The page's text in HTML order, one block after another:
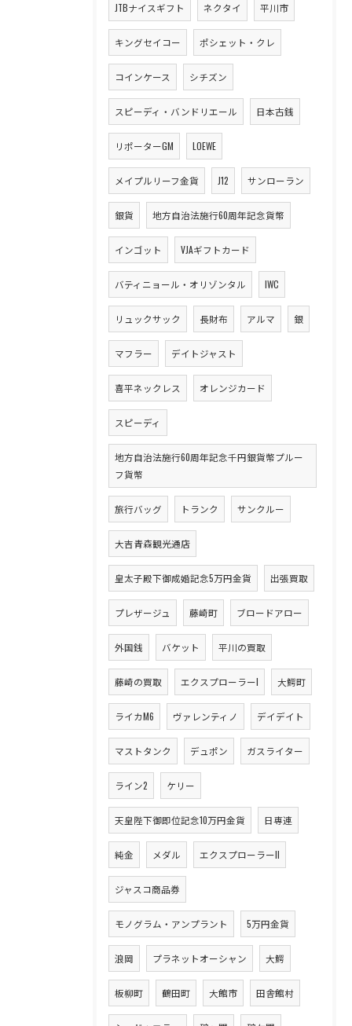
JTBナイスギフト ネクタイ 平川市
キングセイコー ポシェット・クレ
コインケース シチズン
スピーディ・バンドリエール 日本古銭
リポーターGM LOEWE
メイプルリーフ金貨 J12 サンローラン
銀貨 地方自治法施行60周年記念貨幣
インゴット VJAギフトカード
バティニョール・オリゾンタル IWC
リュックサック 長財布 アルマ 銀
マフラー デイトジャスト
喜平ネックレス オレンジカード
スピーディ
地方自治法施行60周年記念千円銀貨幣プルー
フ貨幣
旅行バッグ トランク サンクルー
大吉青森観光通店
皇太子殿下御成婚記念5万円金貨 出張買取
プレザージュ 藤崎町 ブロードアロー
外国銭 バケット 平川の買取
藤崎の買取 エクスプローラーI 大鰐町
ライカM6 ヴァレンティノ デイデイト
マストタンク デュポン ガスライター
ライン2 ケリー
天皇陛下御即位記念10万円金貨 日専連
純金 メダル エクスプローラーII
ジャスコ商品券
モノグラム・アンプラント 5万円金貨
浪岡 プラネットオーシャン 大鰐
板柳町 鶴田町 大館市 田舎館村